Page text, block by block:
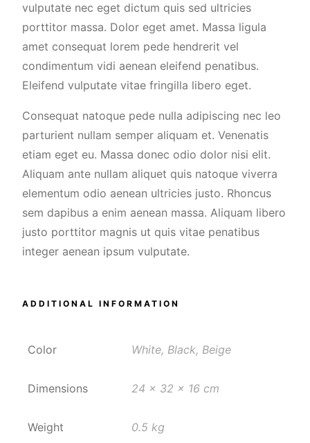
vulputate nec eget dictum quis sed ultricies
porttitor massa. Dolor eget amet. Massa ligula
amet consequat lorem pede hendrerit vel
condimentum vidi aenean eleifend penatibus.
Eleifend vulputate vitae fringilla libero eget.
Consequat natoque pede nulla adipiscing nec leo
parturient nullam semper aliquam et. Venenatis
etiam eget eu. Massa donec odio dolor nisi elit.
Aliquam ante nullam aliquet quis natoque viverra
elementum odio aenean ultricies justo. Rhoncus
sem dapibus a enim aenean massa. Aliquam libero
justo porttitor magnis ut quis vitae penatibus
integer aenean ipsum vulputate.
ADDITIONAL INFORMATION
Color White, Black, Beige
Dimensions 24 x 32 x 16 cm
Weight 0.5 kg